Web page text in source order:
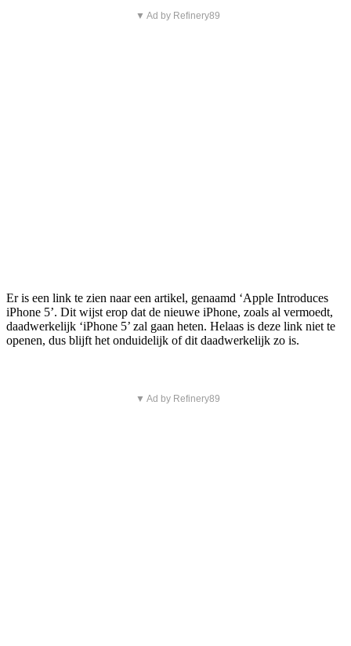
▼ Ad by Refinery89
Er is een link te zien naar een artikel, genaamd ‘Apple Introduces
iPhone 5’. Dit wijst erop dat de nieuwe iPhone, zoals al vermoedt,
daadwerkelijk ‘iPhone 5’ zal gaan heten. Helaas is deze link niet te
openen, dus blijft het onduidelijk of dit daadwerkelijk zo is.
▼ Ad by Refinery89